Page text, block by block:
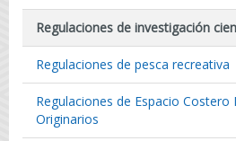
Regulaciones de investigación
Regulaciones de pesca recreativa
Regulaciones de Espacio
Originarios